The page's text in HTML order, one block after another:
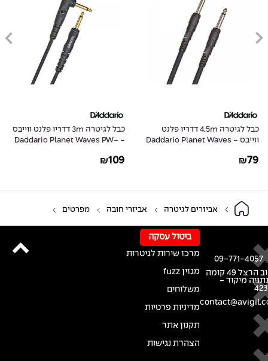
כבל לגיטרה 4.5m דדריו פלנט
ווייבס - Daddario Planet Waves
₪79
כבל לגיטרה 3m דדריו פלנט ווייבס
- Daddario Planet Waves PW-
₪109
אביזרים לגיטרה אביזרי חובה מפרטים
רחוב הרצל 49 קומה
מיקוד -
09-771-4057
ביטול עסקה
מרכז שירות לגיטרות
מגזין fuzz
משלוחים
מדיניות פרטיות
תקנון אתר
הצהרת נגישות